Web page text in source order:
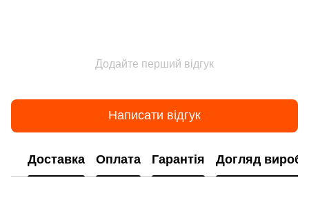
Додайте перший відгук
Написати відгук
Доставка Оплата Гарантія Догляд